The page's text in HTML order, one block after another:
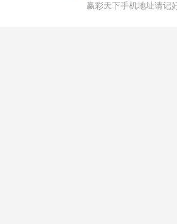
赢彩天下手机地址请记